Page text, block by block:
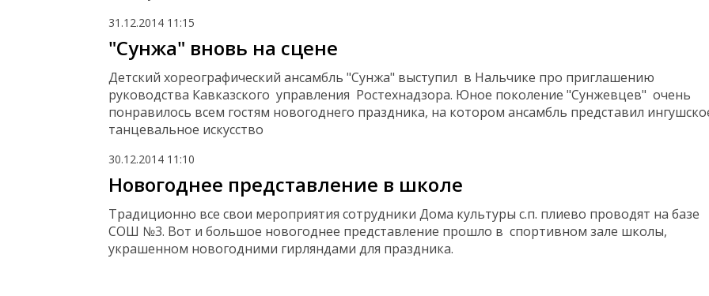
31.12.2014 11:15
"Сунжа" вновь на сцене
Детский хореографический ансамбль "Сунжа" выступил в Нальчике про приглашению
руководства Кавказского управления Ростехнадзора. Юное поколение "Сунжевцев" очень
понравилось всем гостям новогоднего праздника, на котором ансамбль представил
танцевальное искусство
30.12.2014 11:10
Новогоднее представление в школе
Традиционно все свои мероприятия сотрудники Дома культуры с.п. плиево проводят на базе
СОШ №3. Вот и большое новогоднее представление прошло в спортивном зале школы,
украшенном новогодними гирляндами для праздника.